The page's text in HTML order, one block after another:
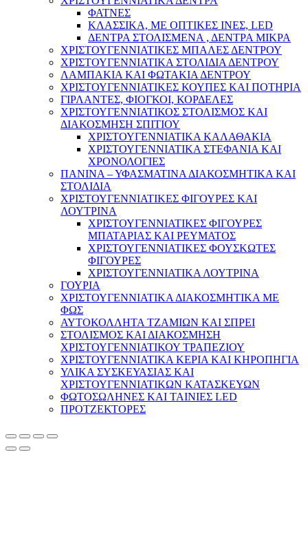
ΦΑΤΝΕΣ
ΚΛΑΣΣΙΚΑ, ΜΕ ΟΠΤΙΚΕΣ ΙΝΕΣ, LED
ΔΕΝΤΡΑ ΣΤΟΛΙΣΜΕΝΑ , ΔΕΝΤΡΑ ΜΙΚΡΑ
ΧΡΙΣΤΟΥΓΕΝΝΙΑΤΙΚΕΣ ΜΠΑΛΕΣ ΔΕΝΤΡΟΥ
ΧΡΙΣΤΟΥΓΕΝΝΙΑΤΙΚΑ ΣΤΟΛΙΔΙΑ ΔΕΝΤΡΟΥ
ΛΑΜΠΑΚΙΑ ΚΑΙ ΦΩΤΑΚΙΑ ΔΕΝΤΡΟΥ
ΧΡΙΣΤΟΥΓΕΝΝΙΑΤΙΚΕΣ ΚΟΥΠΕΣ ΚΑΙ ΠΟΤΗΡΙΑ
ΓΙΡΛΑΝΤΕΣ, ΦΙΟΓΚΟΙ, ΚΟΡΔΕΛΕΣ
ΧΡΙΣΤΟΥΓΕΝΝΙΑΤΙΚΟΣ ΣΤΟΛΙΣΜΟΣ ΚΑΙ
ΔΙΑΚΟΣΜΗΣΗ ΣΠΙΤΙΟΥ
ΧΡΙΣΤΟΥΓΕΝΝΙΑΤΙΚΑ ΚΑΛΑΘΑΚΙΑ
ΧΡΙΣΤΟΥΓΕΝΝΙΑΤΙΚΑ ΣΤΕΦΑΝΙΑ ΚΑΙ
ΧΡΟΝΟΛΟΓΙΕΣ
ΠΑΝΙΝΑ – ΥΦΑΣΜΑΤΙΝΑ ΔΙΑΚΟΣΜΗΤΙΚΑ ΚΑΙ
ΣΤΟΛΙΔΙΑ
ΧΡΙΣΤΟΥΓΕΝΝΙΑΤΙΚΕΣ ΦΙΓΟΥΡΕΣ ΚΑΙ
ΛΟΥΤΡΙΝΑ
ΧΡΙΣΤΟΥΓΕΝΝΙΑΤΙΚΕΣ ΦΙΓΟΥΡΕΣ
ΜΠΑΤΑΡΙΑΣ ΚΑΙ ΡΕΥΜΑΤΟΣ
ΧΡΙΣΤΟΥΓΕΝΝΙΑΤΙΚΕΣ ΦΟΥΣΚΩΤΕΣ
ΦΙΓΟΥΡΕΣ
ΧΡΙΣΤΟΥΓΕΝΝΙΑΤΙΚΑ ΛΟΥΤΡΙΝΑ
ΓΟΥΡΙΑ
ΧΡΙΣΤΟΥΓΕΝΝΙΑΤΙΚΑ ΔΙΑΚΟΣΜΗΤΙΚΑ ΜΕ
ΦΩΣ
ΑΥΤΟΚΟΛΛΗΤΑ ΤΖΑΜΙΩΝ ΚΑΙ ΣΠΡΕΙ
ΣΤΟΛΙΣΜΟΣ ΚΑΙ ΔΙΑΚΟΣΜΗΣΗ
ΧΡΙΣΤΟΥΓΕΝΝΙΑΤΙΚΟΥ ΤΡΑΠΕΖΙΟΥ
ΧΡΙΣΤΟΥΓΕΝΝΙΑΤΙΚΑ ΚΕΡΙΑ ΚΑΙ ΚΗΡΟΠΗΓΙΑ
ΥΛΙΚΑ ΣΥΣΚΕΥΑΣΙΑΣ ΚΑΙ
ΧΡΙΣΤΟΥΓΕΝΝΙΑΤΙΚΩΝ ΚΑΤΑΣΚΕΥΩΝ
ΦΩΤΟΣΩΛΗΝΕΣ ΚΑΙ ΤΑΙΝΙΕΣ LED
ΠΡΟΤΖΕΚΤΟΡΕΣ